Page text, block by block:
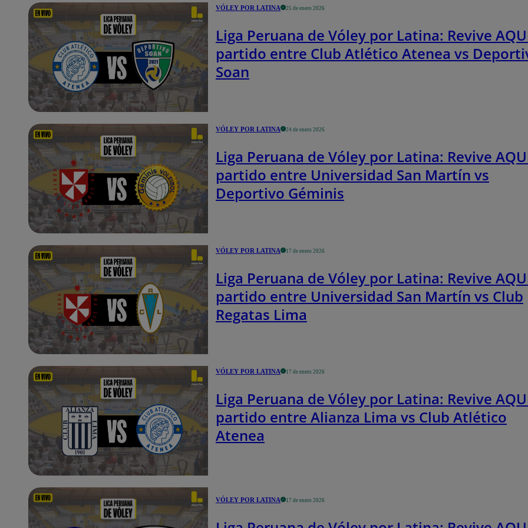
VÓLEY POR LATINA 25 de enero 2026
Liga Peruana de Vóley por Latina: Revive
partido entre Club Atlético Atenea vs
Soan
VÓLEY POR LATINA 24 de enero 2026
Liga Peruana de Vóley por Latina: Revive
partido entre Universidad San Martín vs
Deportivo Géminis
VÓLEY POR LATINA 17 de enero 2026
Liga Peruana de Vóley por Latina: Revive
partido entre Universidad San Martín vs Club
Regatas Lima
VÓLEY POR LATINA 17 de enero 2026
Liga Peruana de Vóley por Latina: Revive
partido entre Alianza Lima vs Club Atlético
Atenea
VÓLEY POR LATINA 17 de enero 2026